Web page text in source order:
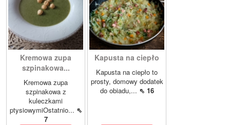
Kremowa zupa
szpinakowa...
Kremowa zupa
szpinakowa z
kuleczkami
ptysiowymiOstatnio... ⇖
7
Kapusta na ciepło
Kapusta na ciepło to
prosty, domowy dodatek
do obiadu,... ⇖ 16